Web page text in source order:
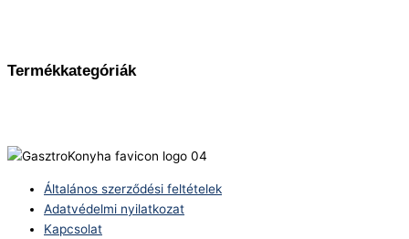
Termékkategóriák
Általános szerződési feltételek
Adatvédelmi nyilatkozat
Kapcsolat